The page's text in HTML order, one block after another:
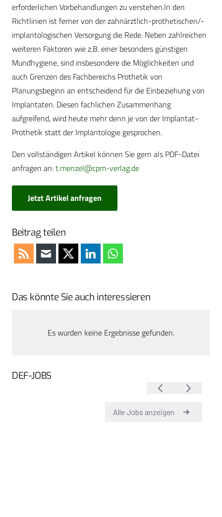
erforderlichen Vorbehandlungen zu verstehen.In den
Richtlinien ist ferner von der zahnärztlich-prothetischen/-
implantologischen Versorgung die Rede. Neben zahlreichen
weiteren Faktoren wie z.B. einer besonders günstigen
Mundhygiene, sind insbesondere die Möglichkeiten und
auch Grenzen des Fachbereichs Prothetik von
Planungsbeginn an entscheidend für die Einbeziehung von
Implantaten. Diesen fachlichen Zusammenhang
aufgreifend, wird heute mehr denn je von der Implantat-
Prothetik statt der Implantologie gesprochen.
Den vollständigen Artikel können Sie gern als PDF-Datei
anfragen an:t.menzel@cpm-verlag.de
Jetzt Artikel anfragen
Beitrag teilen
Das könnte Sie auch interessieren
Es wurden keine Ergebnisse gefunden.
DEF-JOBS